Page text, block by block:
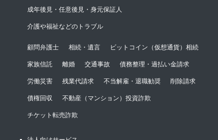
成年後見・任意後見・身元保証人
介護や福祉などのトラブル
顧問弁護士 相続・遺言 ビットコイン（仮想通貨）相続
家族信託 離婚 交通事故 債務整理・過払い金請求
労働災害 残業代請求 不当解雇・退職勧奨 削除請求
債権回収 不動産（マンション）投資詐欺
チケット転売詐欺